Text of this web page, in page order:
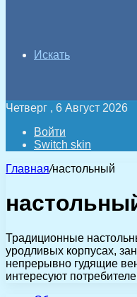
Искать
Четверг , 6 Август 2026
Войти
Switch skin
Главная/настольный
Традиционные
уродливых корпусах,
непрерывно гудящие
интересуют